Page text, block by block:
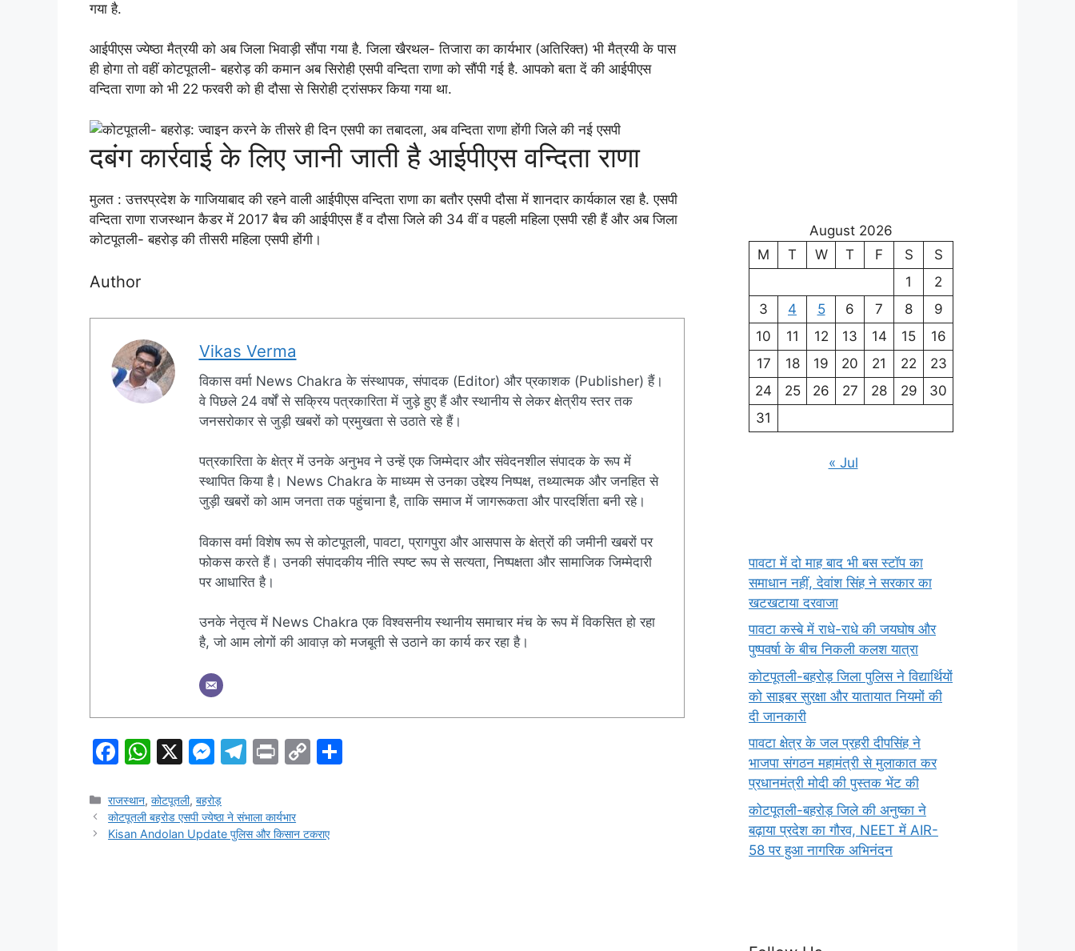
गया है.
आईपीएस ज्येष्ठा मैत्रयी को अब जिला भिवाड़ी सौंपा गया है. जिला खैरथल- तिजारा का कार्यभार (अतिरिक्त) भी मैत्रयी के पास
ही होगा तो वहीं कोटपूतली- बहरोड़ की कमान अब सिरोही एसपी वन्दिता राणा को सौंपी गई है. आपको बता दें की आईपीएस
वन्दिता राणा को भी 22 फरवरी को ही दौसा से सिरोही ट्रांसफर किया गया था.
दबंग कार्रवाई के लिए जानी जाती है आईपीएस वन्दिता राणा
मुलत : उत्तरप्रदेश के गाजियाबाद की रहने वाली आईपीएस वन्दिता राणा का बतौर एसपी दौसा में शानदार कार्यकाल रहा है. एसपी
वन्दिता राणा राजस्थान कैडर में 2017 बैच की आईपीएस हैं व दौसा जिले की 34 वीं व पहली महिला एसपी रही हैं और अब जिला
कोटपूतली- बहरोड़ की तीसरी महिला एसपी होंगी।
Author
Vikas Verma
विकास वर्मा News Chakra के संस्थापक, संपादक (Editor) और प्रकाशक (Publisher) हैं।
वे पिछले 24 वर्षों से सक्रिय पत्रकारिता में जुड़े हुए हैं और स्थानीय से लेकर क्षेत्रीय स्तर तक
जनसरोकार से जुड़ी खबरों को प्रमुखता से उठाते रहे हैं।
पत्रकारिता के क्षेत्र में उनके अनुभव ने उन्हें एक जिम्मेदार और संवेदनशील संपादक के रूप में
स्थापित किया है। News Chakra के माध्यम से उनका उद्देश्य निष्पक्ष, तथ्यात्मक और जनहित से
जुड़ी खबरों को आम जनता तक पहुंचाना है, ताकि समाज में जागरूकता और पारदर्शिता बनी रहे।
विकास वर्मा विशेष रूप से कोटपूतली, पावटा, प्रागपुरा और आसपास के क्षेत्रों की जमीनी खबरों पर
फोकस करते हैं। उनकी संपादकीय नीति स्पष्ट रूप से सत्यता, निष्पक्षता और सामाजिक जिम्मेदारी
पर आधारित है।
उनके नेतृत्व में News Chakra एक विश्वसनीय स्थानीय समाचार मंच के रूप में विकसित हो रहा
है, जो आम लोगों की आवाज़ को मजबूती से उठाने का कार्य कर रहा है।
F
c
e
W
at
s
X
M
s
s
T
gr
Pr C
y
Categories
राजस्थान,कोटपूतली,बहरोड़
कोटपूतली बहरोड एसपी ज्येष्ठा ने संभाला कार्यभार
Kisan Andolan Update पुलिस और किसान टकराए
August 2026
M
T W T F S
S
1
2
3
4 5 6 7 8
9
10
11 12 13 14 15
16
17
18 19 20 21 22
23
24
25 26 27 28 29
30
31
« Jul
पावटा में दो माह बाद भी बस स्टॉप का
समाधान नहीं, देवांश सिंह ने सरकार का
खटखटाया दरवाजा
पावटा कस्बे में राधे-राधे की जयघोष और
पुष्पवर्षा के बीच निकली कलश यात्रा
कोटपूतली-बहरोड़ जिला पुलिस ने विद्यार्थियों
को साइबर सुरक्षा और यातायात नियमों की
दी जानकारी
पावटा क्षेत्र के जल प्रहरी दीपसिंह ने
भाजपा संगठन महामंत्री से मुलाकात कर
प्रधानमंत्री मोदी की पुस्तक भेंट की
कोटपूतली-बहरोड़ जिले की अनुष्का ने
बढ़ाया प्रदेश का गौरव, NEET में AIR-
58 पर हुआ नागरिक अभिनंदन